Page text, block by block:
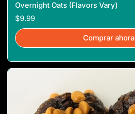
Overnight Oats (Flavors Vary)
$9.99
Comprar ahora